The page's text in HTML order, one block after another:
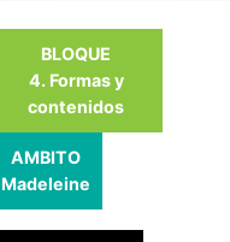
BLOQUE
4. Formas y
contenidos
AMBITO
Madeleine